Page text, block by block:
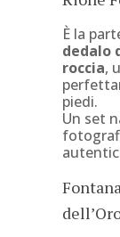
È la
dedalo
roccia,
piedi.
Un set